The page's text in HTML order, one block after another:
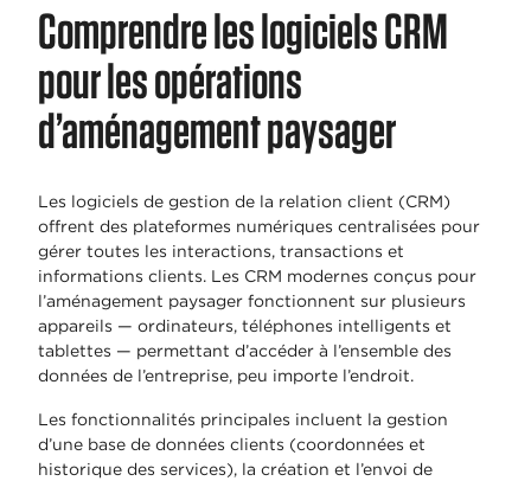
Comprendre les logiciels CRM
pour les opérations
d’aménagement paysager
Les logiciels de gestion de la relation client (CRM)
offrent des plateformes numériques centralisées pour
gérer toutes les interactions, transactions et
informations clients. Les CRM modernes conçus pour
l’aménagement paysager fonctionnent sur plusieurs
appareils — ordinateurs, téléphones intelligents et
tablettes — permettant d’accéder à l’ensemble des
données de l’entreprise, peu importe l’endroit.
Les fonctionnalités principales incluent la gestion
d’une base de données clients (coordonnées et
historique des services), la création et l’envoi de